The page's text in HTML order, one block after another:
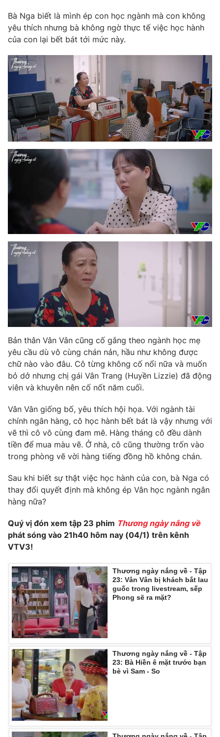
Thị trường
Tư vấn
Lịch phát sóng
Chuyên mục khác
Emagazine
Photo Infographic
Video Shorts video
VTV Money VTV Thể thao
VTV Sức khoẻ Bất động sản
Thị trường 24h Tấm lòng Việt
VTV4 Vươn mình bằng AI
VTV9
Liên hệ tòa soạn
THỜI BÁO VTV
Theo dõi báo trên
Cơ quan chủ quản: Đài Truyền hình Việt Nam
Cơ quan báo chí:Thời báo VTV
Giấy phép hoạt động báo in và báo điện tử số 483/GP-BTTTT
cấp ngày 29/12/2023
Phó Tổng Biên tập:
Nguyễn Thị Mỹ Hạnh, Phạm Quốc Thắng,
Nguyễn Trọng Ninh
Tổng đài VTV:
Ðiện thoại Thời báo VTV:024.66 897 897
Email:toasoan@vtv.vn
Liên hệ quảng cáo:
® Cấm sao chép dưới mọi hình thức nếu không có sự chấp
thuận bằng văn bản. Ghi rõ nguồn VTV.vn khi phát hành lại
thông tin từ website này.
Bà Nga biết là mình ép con học ngành mà con không
yêu thích nhưng bà không ngờ thực tế việc học hành
của con lại bết bát tới mức này.
Bản thân Vân Vân cũng cố gắng theo ngành học mẹ
yêu cầu dù vô cùng chán nản, hầu như không được
chữ nào vào đâu. Cô từng không cố nổi nữa và muốn
bỏ dở nhưng chị gái Vân Trang (Huyền Lizzie) đã động
viên và khuyên nên cố nốt năm cuối.
Vân Vân giống bố, yêu thích hội họa. Với ngành tài
chính ngân hàng, cô học hành bết bát là vậy nhưng với
vẽ thì cô vô cùng đam mê. Hàng tháng cô đều dành
tiền để mua màu vẽ. Ở nhà, cô cũng thường trốn vào
trong phòng vẽ vời hàng tiếng đồng hồ không chán.
Sau khi biết sự thật việc học hành của con, bà Nga có
thay đổi quyết định mà không ép Vân học ngành ngân
hàng nữa?
Quý vị đón xem tập 23 phim Thương ngày nắng về
phát sóng vào 21h40 hôm nay (04/1) trên kênh
VTV3!
Thương ngày nắng về - Tập
23: Vân Vân bị khách bắt lau
guốc trong livestream, sếp
Phong sẽ ra mặt?
Thương ngày nắng về - Tập
23: Bà Hiền ê mặt trước bạn
bè vì Sam - So